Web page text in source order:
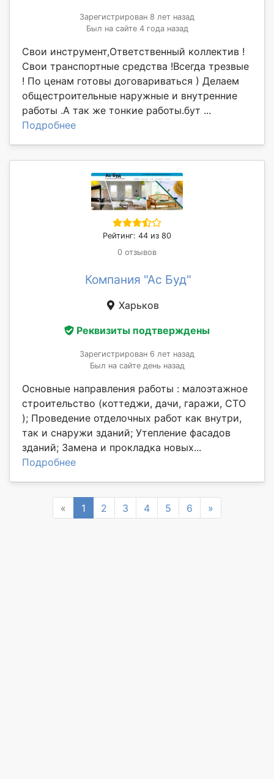
Зарегистрирован 8 лет назад
Был на сайте 4 года назад
Свои инструмент,Ответственный коллектив !
Свои транспортные средства !Всегда трезвые
! По ценам готовы договариваться ) Делаем
общестроительные наружные и внутренние
работы .А так же тонкие работы.бут ...
Подробнее
Рейтинг: 44 из 80
0 отзывов
Компания "Ас Буд"
Харьков
Реквизиты подтверждены
Зарегистрирован 6 лет назад
Был на сайте день назад
Основные направления работы : малоэтажное
строительство (коттеджи, дачи, гаражи, СТО
); Проведение отделочных работ как внутри,
так и снаружи зданий; Утепление фасадов
зданий; Замена и прокладка новых...
Подробнее
« Previous
1 2 3 4 5 6 »